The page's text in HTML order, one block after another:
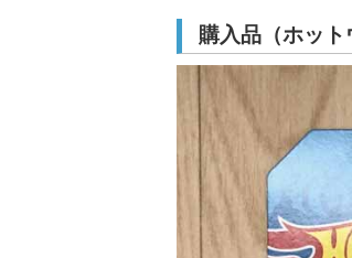
購入品（ホット